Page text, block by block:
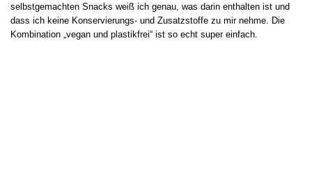
selbstgemachten Snacks weiß ich genau, was darin enthalten ist und
dass ich keine Konservierungs- und Zusatzstoffe zu mir nehme. Die
Kombination „vegan und plastikfrei“ ist so echt super einfach.